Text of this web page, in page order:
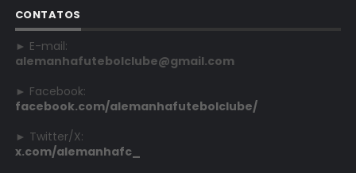
CONTATOS
► E-mail:
alemanhafutebolclube@gmail.com
► Facebook:
facebook.com/alemanhafutebolclube/
► Twitter/X:
x.com/alemanhafc_